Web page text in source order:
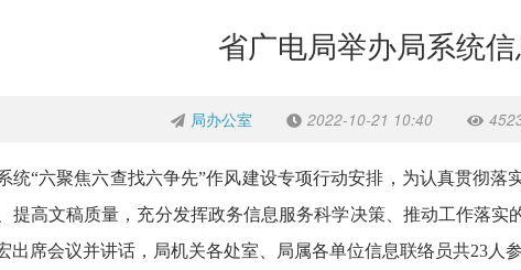
省广电局举办局系统
局办公室 2022-10-21 10:40
统“六聚焦六查找六争先”作风建设专项行动安排，为认真贯彻
提高文稿质量，充分发挥政务信息服务科学决策、推动工作落
出席会议并讲话，局机关各处室、局属各单位信息联络员共23人参